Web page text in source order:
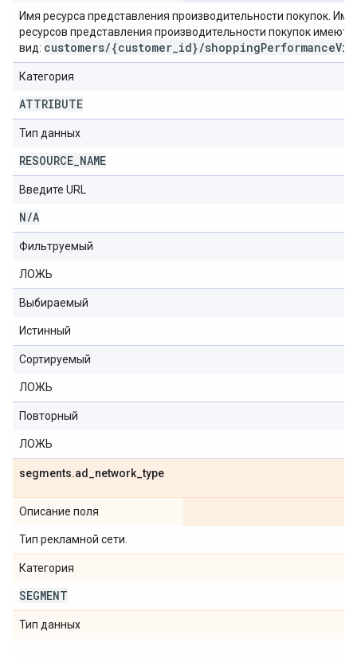
Имя ресурса представления производительности покупок.
ресурсов представления производительности покупок имеют
вид: customers/{customer id}/shoppingPerformance
Категория
ATTRIBUTE
Тип данных
RESOURCE NAME
Введите URL
N/A
Фильтруемый
ЛОЖЬ
Выбираемый
Истинный
Сортируемый
ЛОЖЬ
Повторный
ЛОЖЬ
segments.ad network _type
Описание поля
Тип рекламной сети.
Категория
SEGMENT
Тип данных